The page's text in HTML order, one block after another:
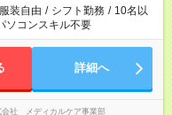
服装自由 / シフト勤務 / 10名以
ソコンスキル不要
詳細へ
会社 メディカルケア事業部